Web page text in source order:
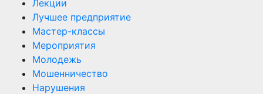
Лекции
Лучшее предприятие
Мастер-классы
Мероприятия
Молодежь
Мошенничество
Нарушения